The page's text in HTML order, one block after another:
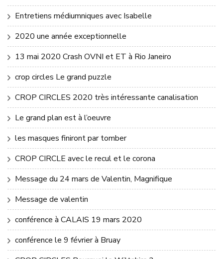
Entretiens médiumniques avec Isabelle
2020 une année exceptionnelle
13 mai 2020 Crash OVNI et ET à Rio Janeiro
crop circles Le grand puzzle
CROP CIRCLES 2020 très intéressante canalisation
Le grand plan est à l’oeuvre
les masques finiront par tomber
CROP CIRCLE avec le recul et le corona
Message du 24 mars de Valentin, Magnifique
Message de valentin
conférence à CALAIS 19 mars 2020
conférence le 9 février à Bruay